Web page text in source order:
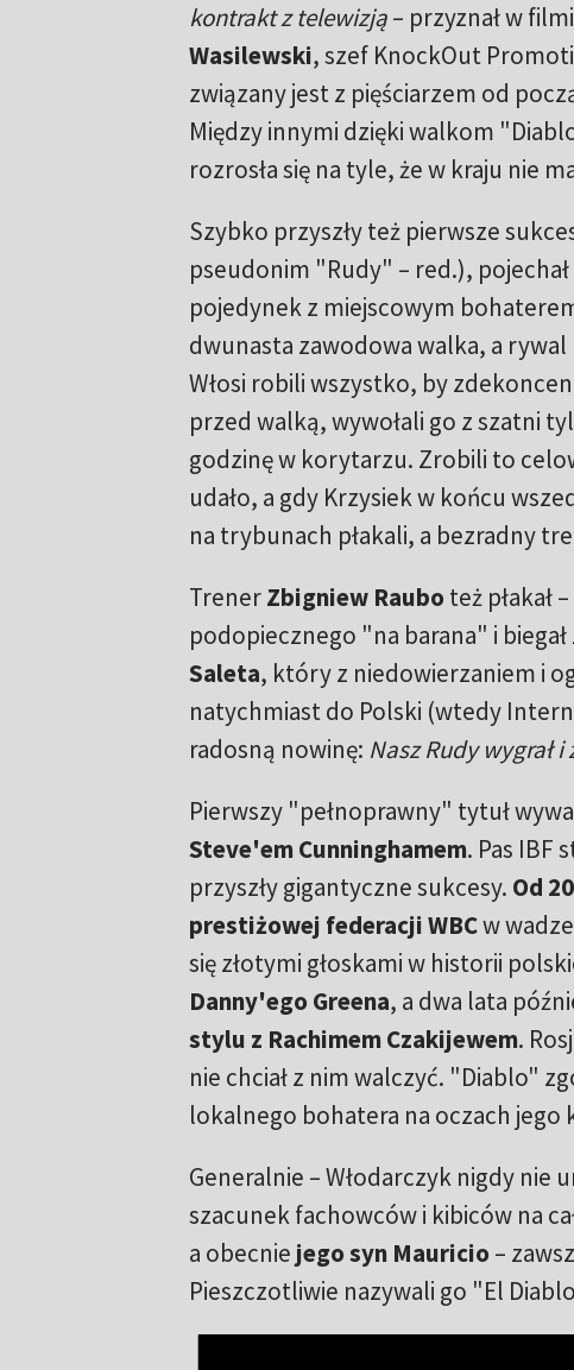
kontrakt z telewizją– przyznał w
Wasilewski, szef KnockOut
związany jest z pięściarzem od
Między innymi dzięki walkom
rozrosła się na tyle, że w kraju nie
Szybko przyszły też pierwsze
pseudonim "Rudy" – red.),
pojedynek z miejscowym
dwunasta zawodowa walka, a
Włosi robili wszystko, by
przed walką, wywołali go z szatni
godzinę w korytarzu. Zrobili to
udało, a gdy Krzysiek w końcu
na trybunach płakali, a bezradny
TrenerZbigniew Raubo też płakał
podopiecznego "na barana" i
Saleta, który z niedowierzaniem i
natychmiast do Polski (wtedy
radosną nowinę: Nasz Rudy wygrał
Pierwszy "pełnoprawny" tytuł
Steve'em Cunninghamem. Pas IBF
przyszły gigantyczne sukcesy. Od
prestiżowej federacji WBCw
się złotymi głoskami w historii
Danny'ego Greena, a dwa lata
stylu z Rachimem Czakijewem.
nie chciał z nim walczyć. "Diablo"
lokalnego bohatera na oczach jego
Generalnie – Włodarczyk nigdy nie
szacunek fachowców i kibiców na
a obecnie jego syn Mauricio –
Pieszczotliwie nazywali go "El